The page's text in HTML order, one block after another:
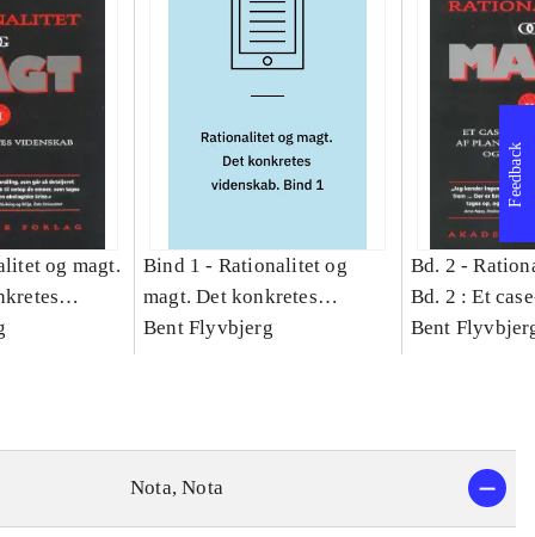
og magt.
Bind 1 - Rationalitet og
magt. Det konkretes
videnskab. Bind 1
Bent Flyvbjerg
Bd. 2 -
Bd. 2 : Et
studie af
Bent
Nota, Nota
Feedback